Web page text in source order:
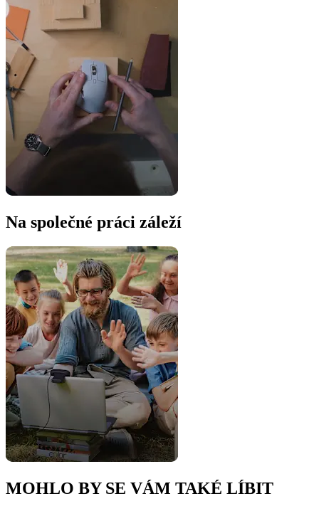
Na společné práci záleží
MOHLO BY SE VÁM TAKÉ LÍBIT